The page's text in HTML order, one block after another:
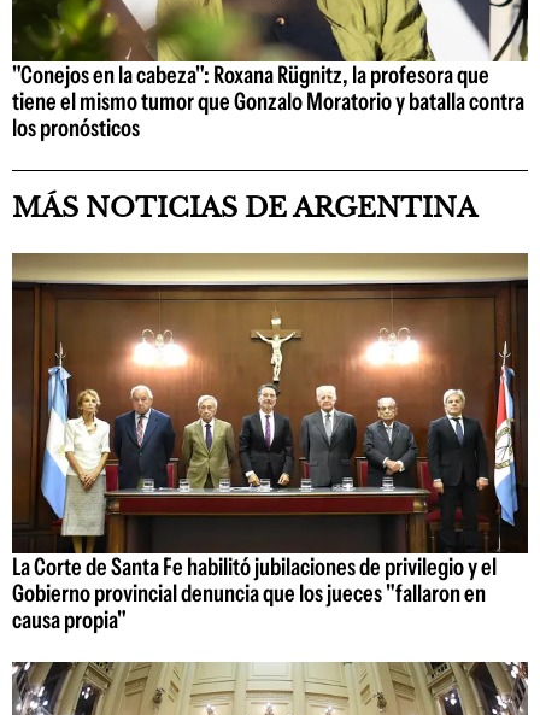
"Conejos en la cabeza": Roxana Rügnitz, la profesora que
tiene el mismo tumor que Gonzalo Moratorio y batalla contra
los pronósticos
MÁS NOTICIAS DE ARGENTINA
La Corte de Santa Fe habilitó jubilaciones de privilegio y el
Gobierno provincial denuncia que los jueces "fallaron en
causa propia"